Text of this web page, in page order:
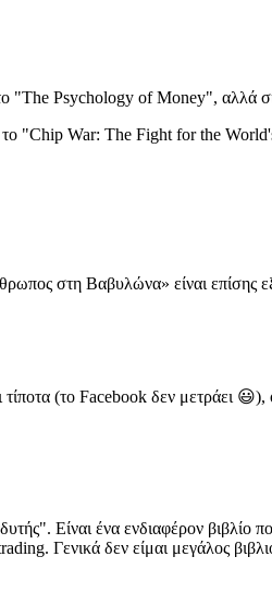
"The Psychology of Money",
"Chip War: The Fight for the
στη Βαβυλώνα» είναι επίσης
(το Facebook δεν μετράει 😃),
Είναι ένα ενδιαφέρον βιβλίο
Γενικά δεν είμαι μεγάλος